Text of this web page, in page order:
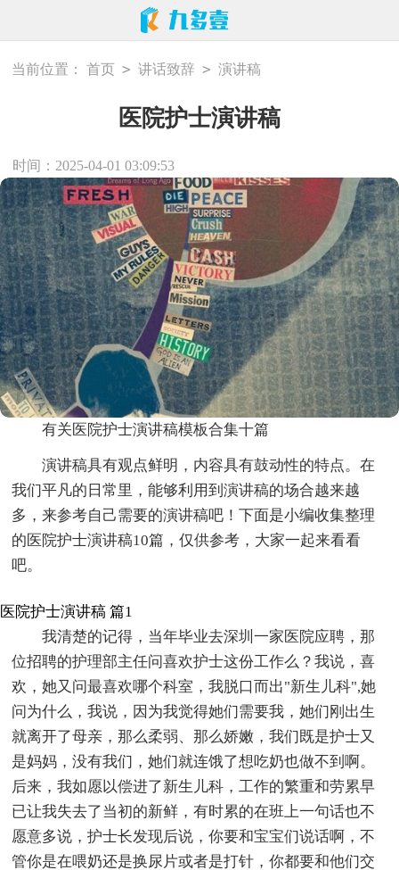
当前位置： 首页 > 讲话致辞 > 演讲稿
医院护士演讲稿
时间：2025-04-01 03:09:53
有关医院护士演讲稿模板合集十篇
演讲稿具有观点鲜明，内容具有鼓动性的特点。在
我们平凡的日常里，能够利用到演讲稿的场合越来越
多，来参考自己需要的演讲稿吧！下面是小编收集整理
的医院护士演讲稿10篇，仅供参考，大家一起来看看
吧。
医院护士演讲稿 篇1
我清楚的记得，当年毕业去深圳一家医院应聘，那
位招聘的护理部主任问喜欢护士这份工作么？我说，喜
欢，她又问最喜欢哪个科室，我脱口而出"新生儿科",她
问为什么，我说，因为我觉得她们需要我，她们刚出生
就离开了母亲，那么柔弱、那么娇嫩，我们既是护士又
是妈妈，没有我们，她们就连饿了想吃奶也做不到啊。
后来，我如愿以偿进了新生儿科，工作的繁重和劳累早
已让我失去了当初的新鲜，有时累的在班上一句话也不
愿意多说，护士长发现后说，你要和宝宝们说话啊，不
管你是在喂奶还是换尿片或者是打针，你都要和他们交